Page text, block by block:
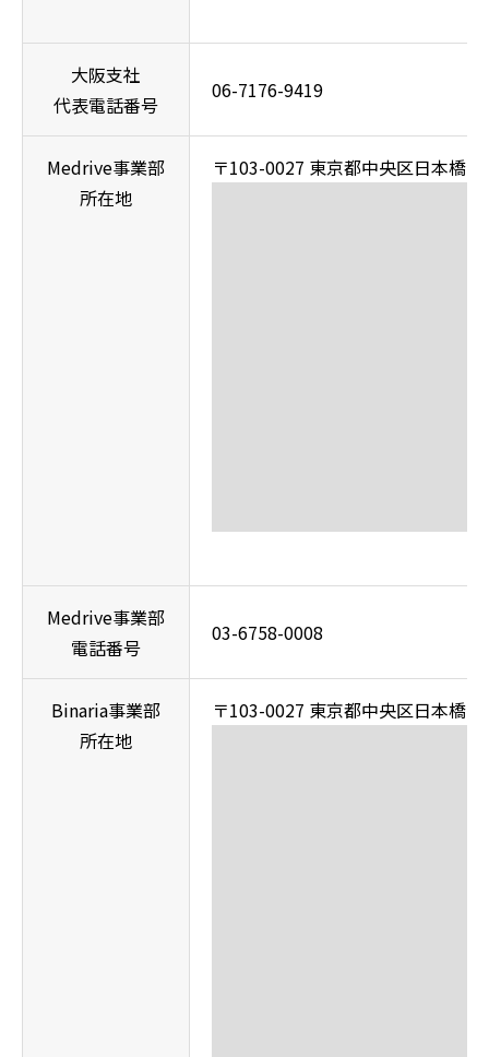
大阪支社
代表電話番号
06-7176-9419
Medrive事業部
所在地
〒103-0027 東京都中央区日本橋
Medrive事業部
電話番号
03-6758-0008
Binaria事業部
所在地
〒103-0027 東京都中央区日本橋